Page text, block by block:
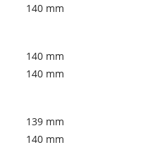
140 mm
140 mm
140 mm
139 mm
140 mm